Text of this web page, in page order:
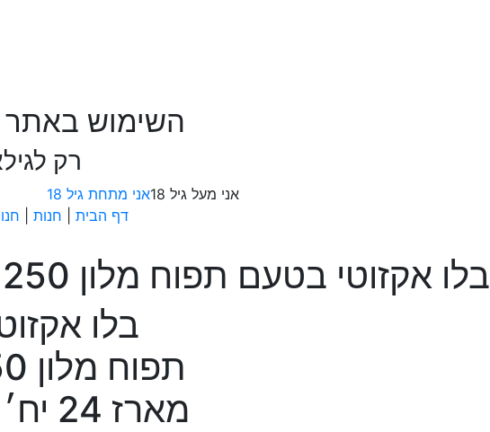
השימוש
רק לגילאי
אני מעל גיל 18
אני מתחת גיל 18
דף הבית
חנות
בלו אקזוטי בטעם תפוח מלון 250 מ״ל מארז 24 יח׳ במבצע
בלו
מארז 24 יח׳ במבצע